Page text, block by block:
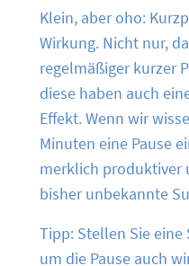
Klein, aber oho:
Wirkung. Nicht nur,
regelmäßiger kurzer
diese haben auch
Effekt. Wenn wir
Minuten eine Pause
merklich produktiver
bisher unbekannte
Tipp: Stellen Sie
um die Pause auch